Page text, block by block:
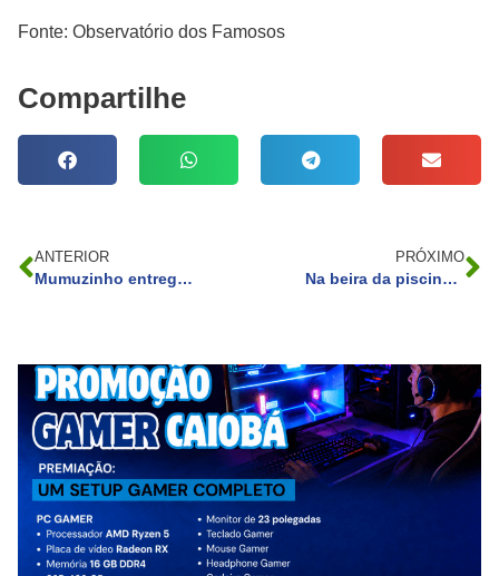
Fonte: Observatório dos Famosos
Compartilhe
ANTERIOR
Mumuzinho entrega ajuda de Regina Casé para superar perrengue: ‘R$ 250 mil’
PRÓXIMO
Na beira da piscina, Karoline Lima puxa biquíni fio-dental e destaca bumbum redondo